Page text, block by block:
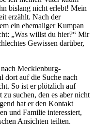
bislang nicht erlebt! Mein
erzählt. Nach der
ein ehemaliger Kumpan
Was willst du hier?
Mir
Gewissen darüber,
Mecklenburg-
dort auf die Suche nach
So ist er plötzlich auf
suchen, den es aber nicht
hat er den Kontakt
und Familie interessiert,
Ansichten teilten.